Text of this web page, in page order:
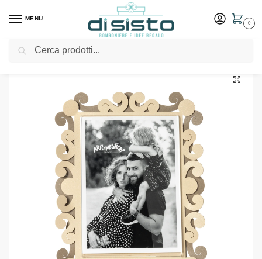
MENU
0
Home Shop Idee Regalo